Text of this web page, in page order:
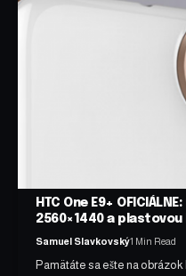
HTC One E9+
2560×1440 a
Samuel Slavkovský1 Min Read
Pamätáte sa ešte na